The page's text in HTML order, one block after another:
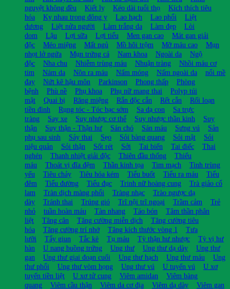
nguyệt không đều
Kiết lỵ Kéo dài tuổi thọ
Kích thích tiêu
hóa
Kỵ nhau trong đông y Lao hạch Lao phổi
Liệt
dương
Liệt nửa người Làm trắng da Làm đẹp
Lòi
dom
Lậu Lợi sữa Lợi tiểu Men gan cao
Mát gan giải
độc
Méo miệng Mất ngủ Mồ hôi trộm Mỡ máu cao
Mụn
nhọt lở ngứa
Mụn trứng cá Nam khoa Ngoài da
Ngộ
độc
Nha chu Nhiễm trùng máu Nhuận tràng
Nhồi máu cơ
tim
Nám da Nôn ra máu Nấm móng Nấm ngoài da
nổi mề
đay
Nứt kẽ hậu môn Parkinson Phong thấp
Phòng
bệnh
Phù nề Phụ khoa Phụ nữ mang thai
Polyp túi
mật
Quai bị Răng miệng Rắn độc cắn Rết cắn
Rối loạn
tiền đình
Rụng tóc - Tóc bạc sớm Sa dạ con
Sa trực
tràng
Say xe Suy nhược cơ thể Suy nhược thần kinh
Suy
thận
Suy thận - Thận hư Sán chó Sán máu Sưng vú
Sản
phụ sau sinh
Sảy thai Sẹo Sỏi bàng quang Sỏi mật
Sỏi
niệu quản
Sỏi thận Sốt rét Sởi Tai biến Tai điếc
Thai
nghén
Thanh nhiệt giải độc Thiên đầu thống
Thiếu
máu
Thoát vị đĩa đệm Thần kinh tọa Tim mạch
Tinh trùng
yếu
Tiêu chảy Tiêu hóa kém Tiểu buốt Tiểu ra máu
Tiểu
đêm
Tiểu đường Tiểu đục Trinh nữ hoàng cung
Trà giảo cổ
lam
Tràn dịch màng phổi Tràng nhạc
Trào ngược dạ
dày
Tránh thai Trúng gió Trĩ nội trĩ ngoại Trầm cảm
Trẻ
nhỏ
tuần hoàn máu Tàn nhang Táo bón
Tâm thần phân
liệt
Tăng cân Tăng cường miễn dịch
Tăng cường tiêu
hóa
Tăng cường trí nhớ Tăng kích thước vòng 1
Tưa
lưỡi
Tẩy giun Tắc kè Tụ máu Tỳ thận hư nhược
Tỳ vị hư
hàn
U nang buồng trứng Ung thư Ung thư dạ dày
Ung thư
gan
Ung thư giai đoạn cuối Ung thư hạch Ung thư máu
Ung
thư phổi
Ung thư vòm họng Ung thư vú U tuyến vú
U xơ
tuyến tiền liệt
U xơ tử cung Viêm amidan
Viêm bàng
quang
Viêm cầu thận Viêm da cơ địa Viêm dạ dày
Viêm gan